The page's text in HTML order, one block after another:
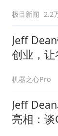
极目新闻 2.2
Jeff
创业，让
机器之心Pro
Jeff
亮相：